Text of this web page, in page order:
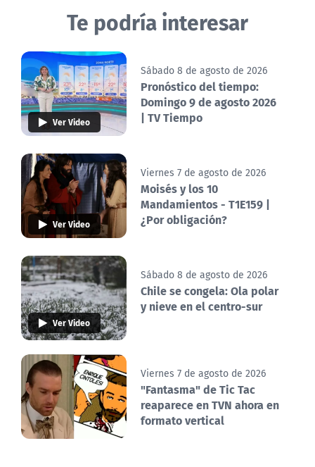
Te podría interesar
Ver Video
Sábado 8 de agosto de 2026
Pronóstico del tiempo:
Domingo 9 de agosto 2026
| TV Tiempo
Ver Video
Viernes 7 de agosto de 2026
Moisés y los 10
Mandamientos - T1E159 |
¿Por obligación?
Ver Video
Sábado 8 de agosto de 2026
Chile se congela: Ola polar
y nieve en el centro-sur
Viernes 7 de agosto de 2026
"Fantasma" de Tic Tac
reaparece en TVN ahora en
formato vertical